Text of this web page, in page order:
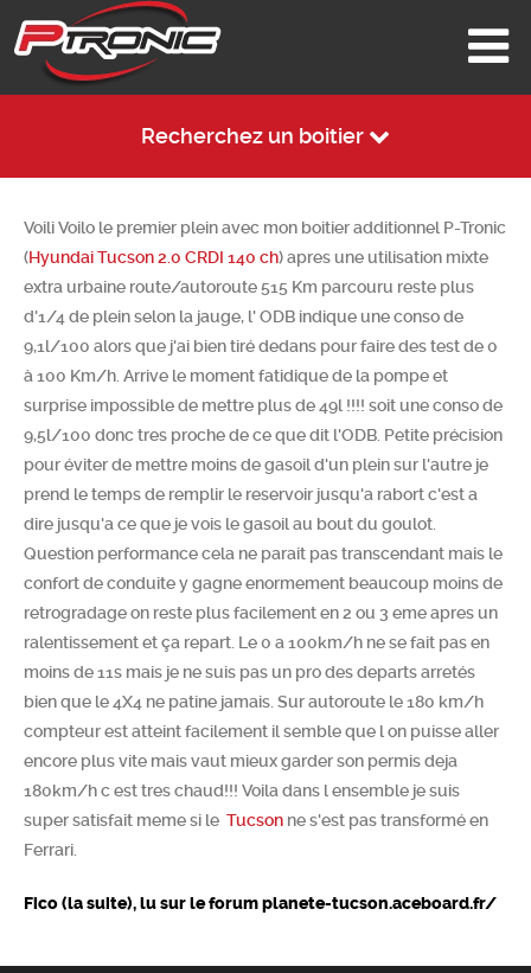
Recherchez un boitier
Chercher
Voili Voilo le premier plein avec mon boitier additionnel P-Tronic
(Hyundai Tucson 2.0 CRDI 140 ch) apres une utilisation mixte
extra urbaine route/autoroute 515 Km parcouru reste plus
d'1/4 de plein selon la jauge, l' ODB indique une conso de
9,1l/100 alors que j'ai bien tiré dedans pour faire des test de 0
à 100 Km/h. Arrive le moment fatidique de la pompe et
surprise impossible de mettre plus de 49l !!!! soit une conso de
9,5l/100 donc tres proche de ce que dit l'ODB. Petite précision
pour éviter de mettre moins de gasoil d'un plein sur l'autre je
prend le temps de remplir le reservoir jusqu'a rabort c'est a
dire jusqu'a ce que je vois le gasoil au bout du goulot.
Question performance cela ne parait pas transcendant mais le
confort de conduite y gagne enormement beaucoup moins de
retrogradage on reste plus facilement en 2 ou 3 eme apres un
ralentissement et ça repart. Le 0 a 100km/h ne se fait pas en
moins de 11s mais je ne suis pas un pro des departs arretés
bien que le 4X4 ne patine jamais. Sur autoroute le 180 km/h
compteur est atteint facilement il semble que l on puisse aller
encore plus vite mais vaut mieux garder son permis deja
180km/h c est tres chaud!!! Voila dans l ensemble je suis
super satisfait meme si le Tucson ne s'est pas transformé en
Ferrari.
Fico (la suite), lu sur le forum planete-tucson.aceboard.fr/